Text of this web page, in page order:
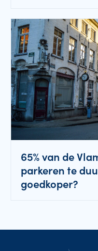
65% van de
parkeren te
goedkoper?